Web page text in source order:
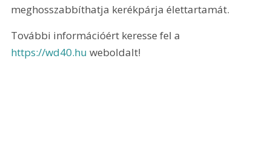
meghosszabbíthatja kerékpárja élettartamát.
További információért keresse fel a
https://wd40.hu weboldalt!